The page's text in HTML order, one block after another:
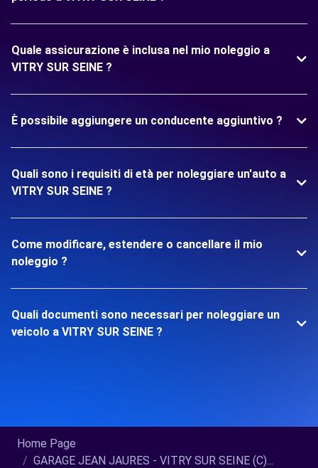
Quale assicurazione è inclusa nel mio noleggio a
VITRY SUR SEINE ?
È possibile aggiungere un conducente aggiuntivo ?
Quali sono i requisiti di età per noleggiare un'auto a
VITRY SUR SEINE ?
Come modificare, estendere o cancellare il mio
noleggio ?
Quali documenti sono necessari per noleggiare un
veicolo a VITRY SUR SEINE ?
Home Page
GARAGE JEAN JAURES - VITRY SUR SEINE (C)...